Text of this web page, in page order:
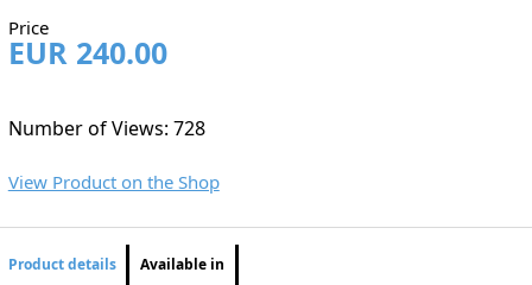
Price
EUR 240.00
Number of Views: 728
View Product on the Shop
Product details Available in